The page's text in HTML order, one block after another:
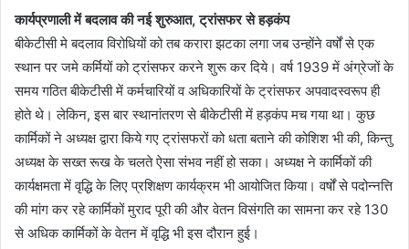
कार्यप्रणाली में बदलाव की नई शुरुआत, ट्रांसफर से हड़कंप
बीकेटीसी मे बदलाव विरोधियों को तब करारा झटका लगा जब उन्होंने वर्षों से एक
स्थान पर जमे कर्मियों को ट्रांसफर करने शुरू कर दिये। वर्ष 1939 में अंग्रेजों के
समय गठित बीकेटीसी में कर्मचारियों व अधिकारियों के ट्रांसफर अपवादस्वरूप ही
होते थे। लेकिन, इस बार स्थानांतरण से बीकेटीसी में हड़कंप मच गया था। कुछ
कार्मिकों ने अध्यक्ष द्वारा किये गए ट्रांसफरों को धता बताने की कोशिश भी की, किन्तु
अध्यक्ष के सख्त रूख के चलते ऐसा संभव नहीं हो सका। अध्यक्ष ने कार्मिकों की
कार्यक्षमता में वृद्धि के लिए प्रशिक्षण कार्यक्रम भी आयोजित किया। वर्षों से पदोन्नत्ति
की मांग कर रहे कार्मिकों मुराद पूरी की और वेतन विसंगति का सामना कर रहे 130
से अधिक कार्मिकों के वेतन में वृद्धि भी इस दौरान हुई।